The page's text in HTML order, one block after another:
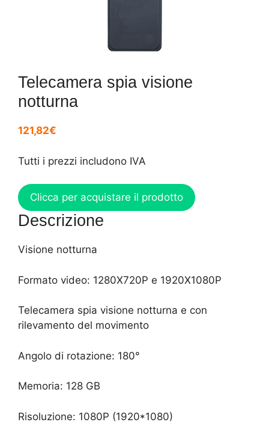
Telecamera spia visione
notturna
121,82€
Tutti i prezzi includono IVA
Clicca per acquistare il prodotto
Descrizione
Visione notturna
Formato video: 1280X720P e 1920X1080P
Telecamera spia visione notturna e con
rilevamento del movimento
Angolo di rotazione: 180°
Memoria: 128 GB
Risoluzione: 1080P (1920*1080)